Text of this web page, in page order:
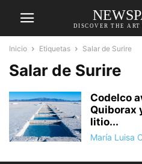
DISCOVER THE
Inicio Etiquetas Salar de Surire
Salar de Surire
Codelco
Quiborax
litio...
María Luisa